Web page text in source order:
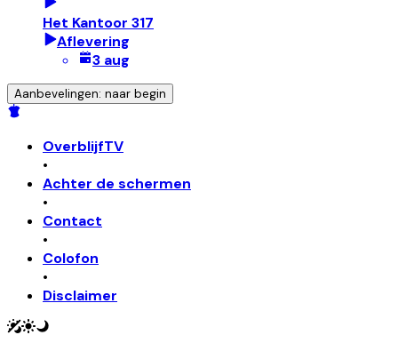
Het Kantoor 317
Aflevering
3 aug
Aanbevelingen: naar begin
OverblijfTV
•
Achter de schermen
•
Contact
•
Colofon
•
Disclaimer